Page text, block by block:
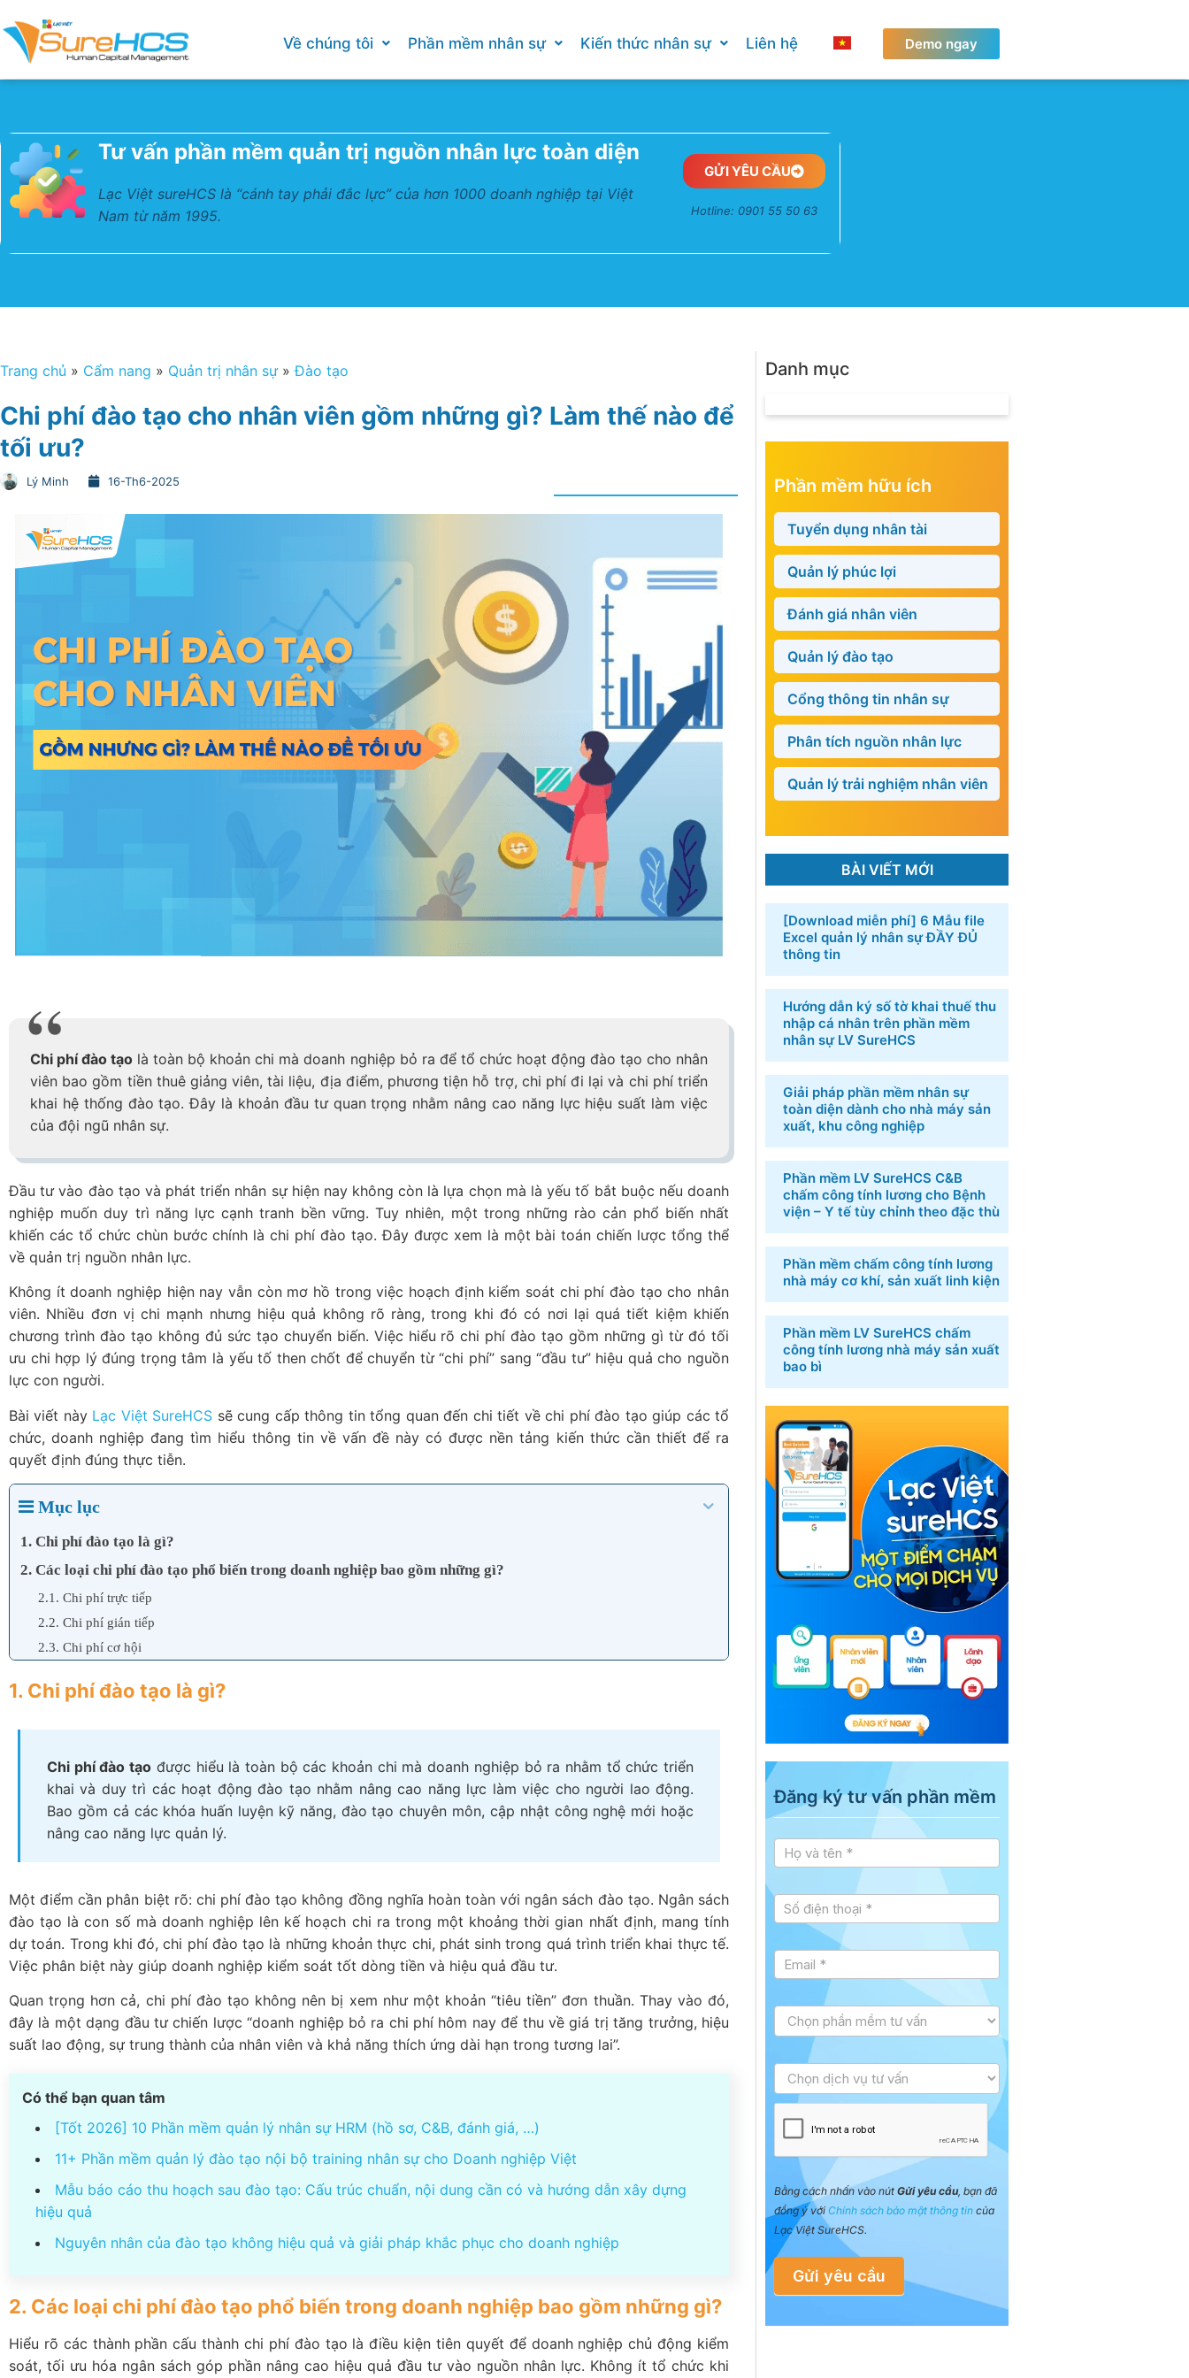
Về chúng tôi Phần mềm nhân sự Kiến thức nhân sự Liên hệ Demo ngay
Tư vấn phần mềm quản trị nguồn nhân lực toàn diện
Lạc Việt sureHCS là “cánh tay phải đắc lực” của hơn 1000 doanh nghiệp tại Việt
Nam từ năm 1995.
GỬI YÊU CẦU
Hotline: 0901 55 50 63
Trang chủ » Cẩm nang » Quản trị nhân sự»Đào tạo
Chi phí đào tạo cho nhân viên gồm những gì? Làm thế nào để
tối ưu?
Lý Minh 16-Th6-2025
Chi phí đào tạo là toàn bộ khoản chi mà doanh nghiệp bỏ ra để tổ chức hoạt động đào tạo cho nhân
viên bao gồm tiền thuê giảng viên, tài liệu, địa điểm, phương tiện hỗ trợ, chi phí đi lại và chi phí triển
khai hệ thống đào tạo. Đây là khoản đầu tư quan trọng nhằm nâng cao năng lực hiệu suất làm việc
của đội ngũ nhân sự.
Đầu tư vào đào tạo và phát triển nhân sự hiện nay không còn là lựa chọn mà là yếu tố bắt buộc nếu doanh
nghiệp muốn duy trì năng lực cạnh tranh bền vững. Tuy nhiên, một trong những rào cản phổ biến nhất
khiến các tổ chức chùn bước chính là chi phí đào tạo. Đây được xem là một bài toán chiến lược tổng thể
về quản trị nguồn nhân lực.
Không ít doanh nghiệp hiện nay vẫn còn mơ hồ trong việc hoạch định kiểm soát chi phí đào tạo cho nhân
viên. Nhiều đơn vị chi mạnh nhưng hiệu quả không rõ ràng, trong khi đó có nơi lại quá tiết kiệm khiến
chương trình đào tạo không đủ sức tạo chuyển biến. Việc hiểu rõ chi phí đào tạo gồm những gì từ đó tối
ưu chi hợp lý đúng trọng tâm là yếu tố then chốt để chuyển từ “chi phí” sang “đầu tư” hiệu quả cho nguồn
lực con người.
Bài viết này Lạc Việt SureHCS sẽ cung cấp thông tin tổng quan đến chi tiết về chi phí đào tạo giúp các tổ
chức, doanh nghiệp đang tìm hiểu thông tin về vấn đề này có được nền tảng kiến thức cần thiết để ra
quyết định đúng thực tiễn.
Mục lục
1. Chi phí đào tạo là gì?
2. Các loại chi phí đào tạo phổ biến trong doanh nghiệp bao gồm những gì?
2.1. Chi phí trực tiếp
2.2. Chi phí gián tiếp
2.3. Chi phí cơ hội
3. Quy định về chi phí đào tạo trong doanh nghiệp Việt Nam
3.3. Rủi ro pháp lý doanh nghiệp thường gặp khi không tuân thủ
4. Cách tính chi phí đào tạo: Công thức – ví dụ minh họa
4.1. Công thức tổng quát tính chi phí đào tạo
5. Những yếu tố ảnh hưởng đến chi phí đào tạo
5.1. Quy mô doanh nghiệp và số lượng nhân sự cần đào tạo
5.2. Hình thức đào tạo: Trực tiếp vs trực tuyến
5.4. Đối tượng học viên: Nhân viên mới, quản lý cấp trung hay lãnh đạo cấp cao
5.5. Công cụ nền tảng hỗ trợ (ví dụ: eLearning)
6. Làm thế nào để tối ưu chi phí đào tạo nhưng vẫn đảm bảo hiệu quả?
6.2. Ưu tiên triển khai nền tảng đào tạo nội bộ
6.3. Đo lường hiệu quả bằng chỉ số rõ ràng
6.4. Phát triển đội ngũ đào tạo nội bộ
7. Giải pháp phần mềm Lạc Việt E-Learning giúp quản lý tối ưu chi phí đào tạo
Câu hỏi liên quan
Chi phí đào tạo bao gồm những gì?
Chi phí đào tạo nhân viên có tính thuế TNDN?
1. Chi phí đào tạo là gì?
Chi phí đào tạo được hiểu là toàn bộ các khoản chi mà doanh nghiệp bỏ ra nhằm tổ chức triển
khai và duy trì các hoạt động đào tạo nhằm nâng cao năng lực làm việc cho người lao động.
Bao gồm cả các khóa huấn luyện kỹ năng, đào tạo chuyên môn, cập nhật công nghệ mới hoặc
nâng cao năng lực quản lý.
Một điểm cần phân biệt rõ: chi phí đào tạo không đồng nghĩa hoàn toàn với ngân sách đào tạo. Ngân sách
đào tạo là con số mà doanh nghiệp lên kế hoạch chi ra trong một khoảng thời gian nhất định, mang tính
dự toán. Trong khi đó, chi phí đào tạo là những khoản thực chi, phát sinh trong quá trình triển khai thực tế.
Việc phân biệt này giúp doanh nghiệp kiểm soát tốt dòng tiền và hiệu quả đầu tư.
Quan trọng hơn cả, chi phí đào tạo không nên bị xem như một khoản “tiêu tiền” đơn thuần. Thay vào đó,
đây là một dạng đầu tư chiến lược “doanh nghiệp bỏ ra chi phí hôm nay để thu về giá trị tăng trưởng, hiệu
suất lao động, sự trung thành của nhân viên và khả năng thích ứng dài hạn trong tương lai”.
Có thể bạn quan tâm
[Tốt 2026] 10 Phần mềm quản lý nhân sự HRM (hồ sơ, C&B, đánh giá, …)
11+ Phần mềm quản lý đào tạo nội bộ training nhân sự cho Doanh nghiệp Việt
Mẫu báo cáo thu hoạch sau đào tạo: Cấu trúc chuẩn, nội dung cần có và hướng dẫn xây dựng
hiệu quả
Nguyên nhân của đào tạo không hiệu quả và giải pháp khắc phục cho doanh nghiệp
2. Các loại chi phí đào tạo phổ biến trong doanh nghiệp bao gồm những gì?
Hiểu rõ các thành phần cấu thành chi phí đào tạo là điều kiện tiên quyết để doanh nghiệp chủ động kiểm
soát, tối ưu hóa ngân sách góp phần nâng cao hiệu quả đầu tư vào nguồn nhân lực. Không ít tổ chức khi
Danh mục
Phần mềm hữu ích
Tuyển dụng nhân tài
Quản lý phúc lợi
Đánh giá nhân viên
Quản lý đào tạo
Cổng thông tin nhân sự
Phân tích nguồn nhân lực
Quản lý trải nghiệm nhân viên
BÀI VIẾT MỚI
[Download miễn phí] 6 ​Mẫu file
Excel quản lý nhân sự​ ĐẦY ĐỦ
thông tin
Hướng dẫn ký số tờ khai thuế thu
nhập cá nhân trên phần mềm
nhân sự LV SureHCS
Giải pháp phần mềm nhân sự
toàn diện dành cho nhà máy sản
xuất, khu công nghiệp
Phần mềm LV SureHCS C&B
chấm công tính lương cho Bệnh
viện – Y tế tùy chỉnh theo đặc thù
Phần mềm chấm công tính lương
nhà máy cơ khí, sản xuất linh kiện
Phần mềm LV SureHCS chấm
công tính lương nhà máy sản xuất
bao bì
Đăng ký tư vấn phần mềm
sidebar
Bằng cách nhấn vào nút Gửi yêu cầu, bạn đã
đồng ý với Chính sách bảo mật thông tin của
Lạc Việt SureHCS.
Gửi yêu cầu